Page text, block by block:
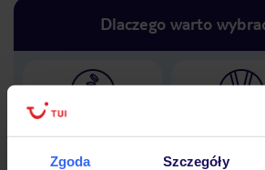
Zgoda Szczegóły
Dlaczego warto
Lider niskich cen
podróży w